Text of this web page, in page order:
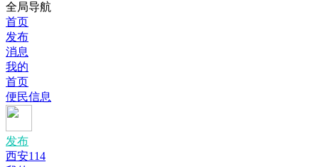
全局导航
首页
发布
消息
我的
首页
便民信息
发布
西安114